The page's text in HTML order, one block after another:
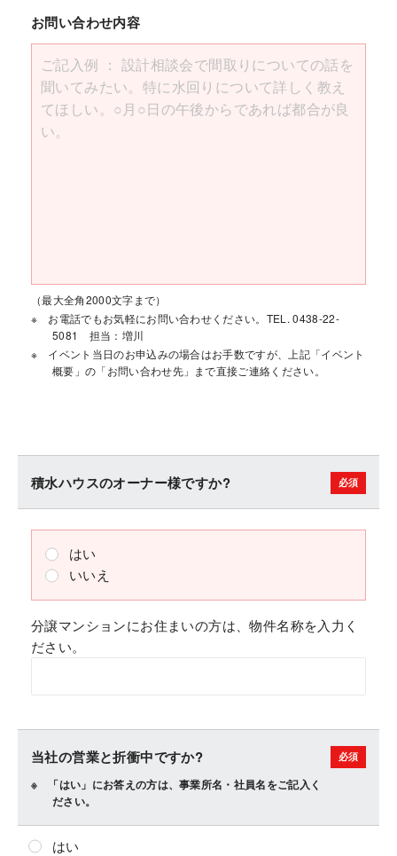
お問い合わせ内容
（最大全角2000文字まで）
お電話でもお気軽にお問い合わせください。TEL. 0438-22-
5081 担当：増川
イベント当日のお申込みの場合はお手数ですが、上記「イベント
概要」の「お問い合わせ先」まで直接ご連絡ください。
積水ハウスのオーナー様ですか?
はい
いいえ
分譲マンションにお住まいの方は、物件名称を入力く
ださい。
当社の営業と折衝中ですか?
「はい」にお答えの方は、事業所名・社員名をご記入く
ださい。
はい